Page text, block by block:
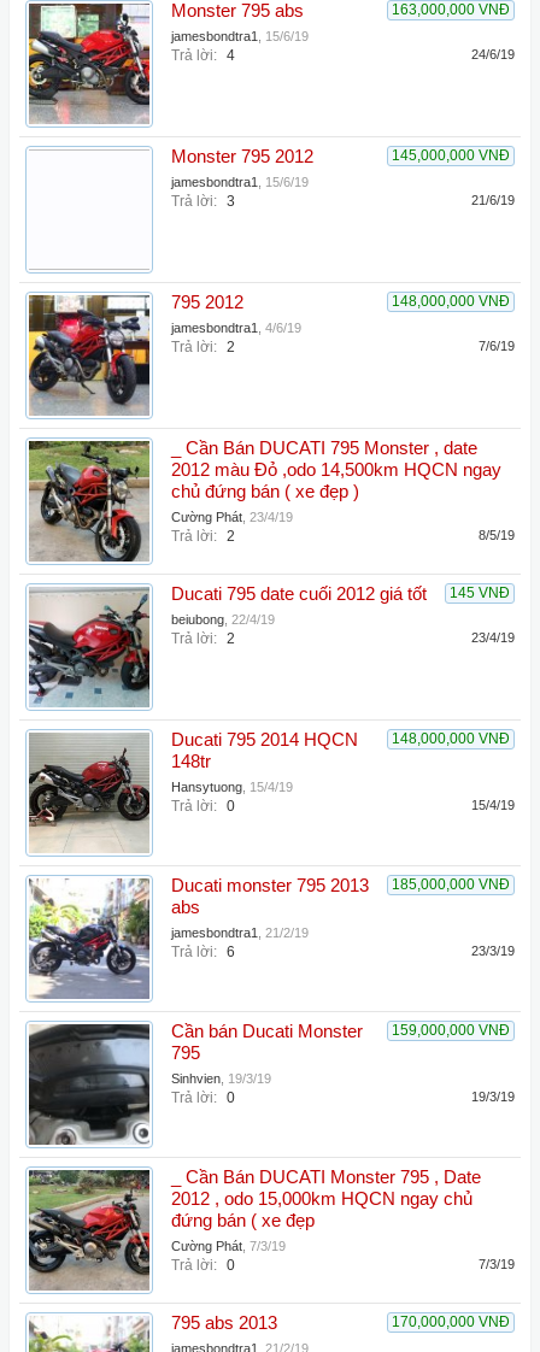
163,000,000 VNĐ
Monster 795 abs
jamesbondtra1 15/6/19
Trả lời: 4 24/6/19
145,000,000 VNĐ
Monster 795 2012
jamesbondtra1 15/6/19
Trả lời: 3 21/6/19
148,000,000 VNĐ
795 2012
jamesbondtra1 4/6/19
Trả lời: 2 7/6/19
_ Cần Bán DUCATI 795 Monster , date
2012 màu Đỏ ,odo 14,500km HQCN ngay
chủ đứng bán ( xe đẹp )
Cường Phát 23/4/19
Trả lời: 2 8/5/19
145 VNĐ
Ducati 795 date cuối 2012 giá tốt
beiubong 22/4/19
Trả lời: 2 23/4/19
148,000,000 VNĐ
Ducati 795 2014 HQCN
148tr
Hansytuong 15/4/19
Trả lời: 0 15/4/19
185,000,000 VNĐ
Ducati monster 795 2013
abs
jamesbondtra1 21/2/19
Trả lời: 6 23/3/19
159,000,000 VNĐ
Cần bán Ducati Monster
795
Sinhvien 19/3/19
Trả lời: 0 19/3/19
_ Cần Bán DUCATI Monster 795 , Date
2012 , odo 15,000km HQCN ngay chủ
đứng bán ( xe đẹp
Cường Phát 7/3/19
Trả lời: 0 7/3/19
170,000,000 VNĐ
795 abs 2013
jamesbondtra1 21/2/19